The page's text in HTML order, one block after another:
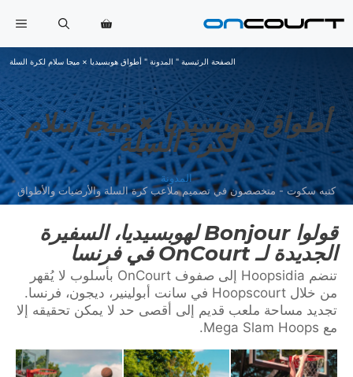
إلى
الصفحة الرئيسية " المدونة " أطواق هوبسيديا × ميجا سلام لكرة السلة
أطواق هوبسيديا × ميجا سلام
لكرة السلة
المدونة
كتبه سكوت - متخصصون في تصميم ملاعب كرة السلة والأرضيات والأطواق
قولوا Bonjour لهوبسيديا، السفيرة
الجديدة لـ OnCourt في فرنسا
تنضم Hoopsidia إلى صفوف OnCourt بأسلوب لا يُقهر
من خلال Hoopscourt في سانت أبولينير، ديجون، فرنسا.
تجديد مساحة ملعب قديم إلى أقصى حد لا يمكن تحقيقه إلا
مع Mega Slam Hoops.